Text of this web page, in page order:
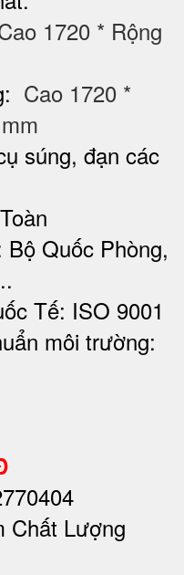
1720 * Rộng
Cao 1720 *
súng, đạn các
Bộ Quốc Phòng,
Tế: ISO 9001
môi trường:
Chất Lượng